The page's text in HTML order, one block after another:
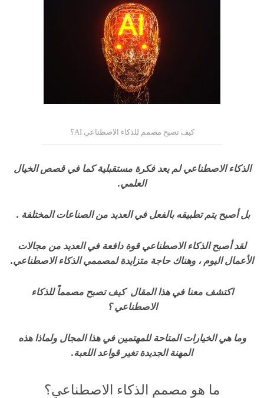
كيف تصبح مصمم للذكاء الاصطناعي AI؟
الذكاء الاصطناعي لم يعد فكرة مستقبلية كما في قصص الخيال
العلمي.
بل أصبح يتم تطبيقه بالفعل في العديد من الصناعات المختلفة .
لقد أصبح الذكاء الاصطناعي قوة دافعة في العديد من مجالات
الأعمال اليوم ، وهناك حاجة متزايدة لمصممي الذكاء الاصطناعي.
اكتشف معنا في هذا المقال كيف تصبح مصمماً للذكاء
الاصطناعي ؟
وما هي الخيارات المتاحة للمهتمين في هذا المجال ولماذا هذه
المهنة الجديدة تغير قواعد اللعبة.
ما هو مصمم الذكاء الاصطناعي؟